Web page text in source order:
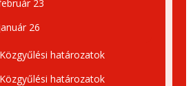
23
26
határozatok
határozatok